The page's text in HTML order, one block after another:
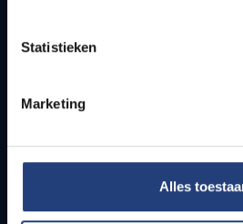
Statistieken
Marketing
Alles
Bereikbaarheid
Studenten